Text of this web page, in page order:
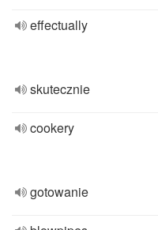
effectually
skutecznie
cookery
gotowanie